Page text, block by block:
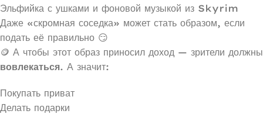
Эльфийка с ушками и фоновой музыкой из Skyrim
Даже «скромная соседка» может стать образом, если
подать её правильно 😏
🪙 А чтобы этот образ приносил доход — зрители должны
вовлекаться. А значит:
Покупать приват
Делать подарки